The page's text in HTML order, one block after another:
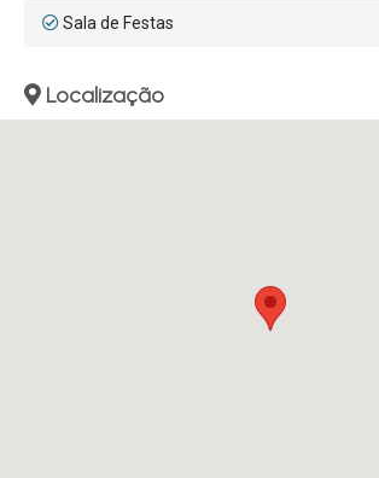
Sala de Festas
Localização